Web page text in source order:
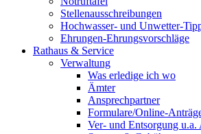
Stellenausschreibungen
Hochwasser- und Unwetter-
Ehrungen-Ehrungsvorschläge
Rathaus & Service
Verwaltung
Was erledige ich wo
Ämter
Ansprechpartner
Formulare/Online-
Ver- und Entsorgung